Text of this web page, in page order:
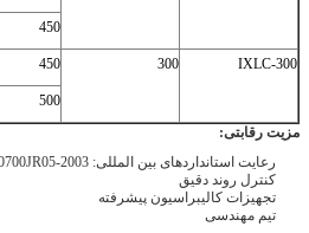
450
IXLC-300
300
450
500
مزیت رقابتی:
رعایت استانداردهای بین المللی: ISO4064 / GBT778 / Q / 320700JR05-2003
کنترل روند دقیق
تجهیزات کالیبراسیون پیشرفته
تیم مهندسی